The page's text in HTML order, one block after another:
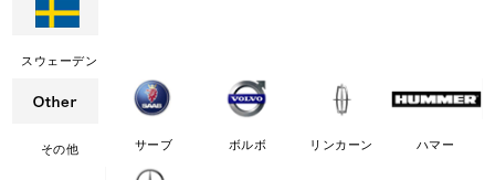
スウェーデン
その他 サーブ ボルボ リンカーン ハマー